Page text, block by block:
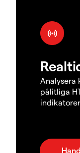
Analysera
pålitliga
indikatorer